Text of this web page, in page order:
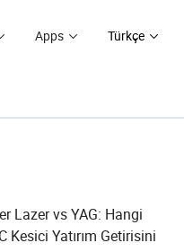
Apps Türkçe
Lazer vs YAG: Hangi
Kesici Yatırım Getirisini